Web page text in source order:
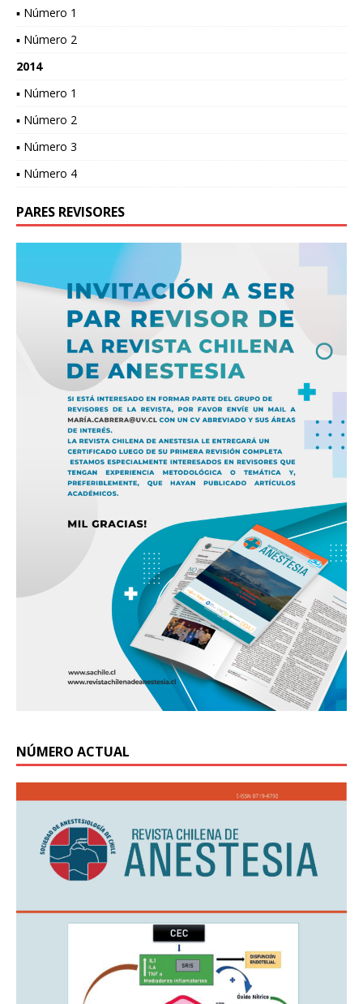
▪ Número 1
▪ Número 2
2014
▪ Número 1
▪ Número 2
▪ Número 3
▪ Número 4
PARES REVISORES
NÚMERO ACTUAL